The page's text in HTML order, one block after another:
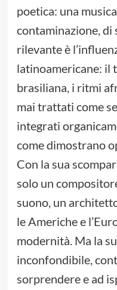
poetica: una
contaminazione, di
rilevante è
latinoamericane: il
brasiliana, i ritmi
mai trattati come
integrati
come dimostrano
Con la sua
solo un
suono, un
le Americhe e
modernità. Ma la
inconfondibile,
sorprendere e ad